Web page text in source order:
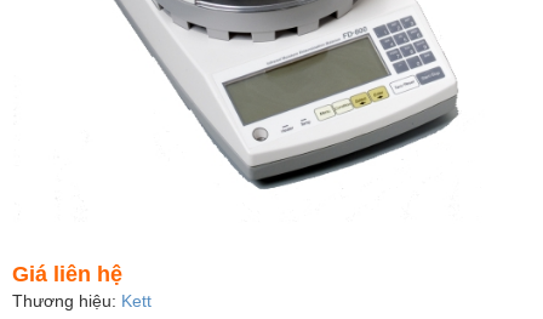
Giá liên hệ
Thương hiệu: Kett